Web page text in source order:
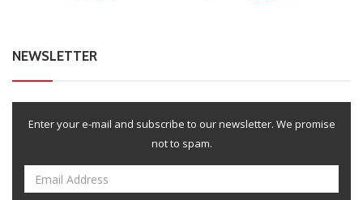
NEWSLETTER
Enter your e-mail and subscribe to our newsletter. We promise
not to spam.